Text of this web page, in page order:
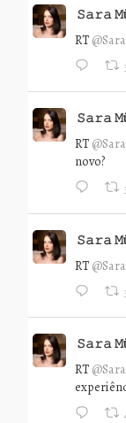
𝚂𝚊𝚛𝚊
RT
𝚂𝚊𝚛𝚊
RT
novo?
𝚂𝚊𝚛𝚊
RT
𝚂𝚊𝚛𝚊
RT